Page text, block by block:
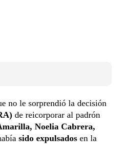
no le sorprendió la decisión
de reicorporar al padrón
Noelia Cabrera,
sido expulsados en la